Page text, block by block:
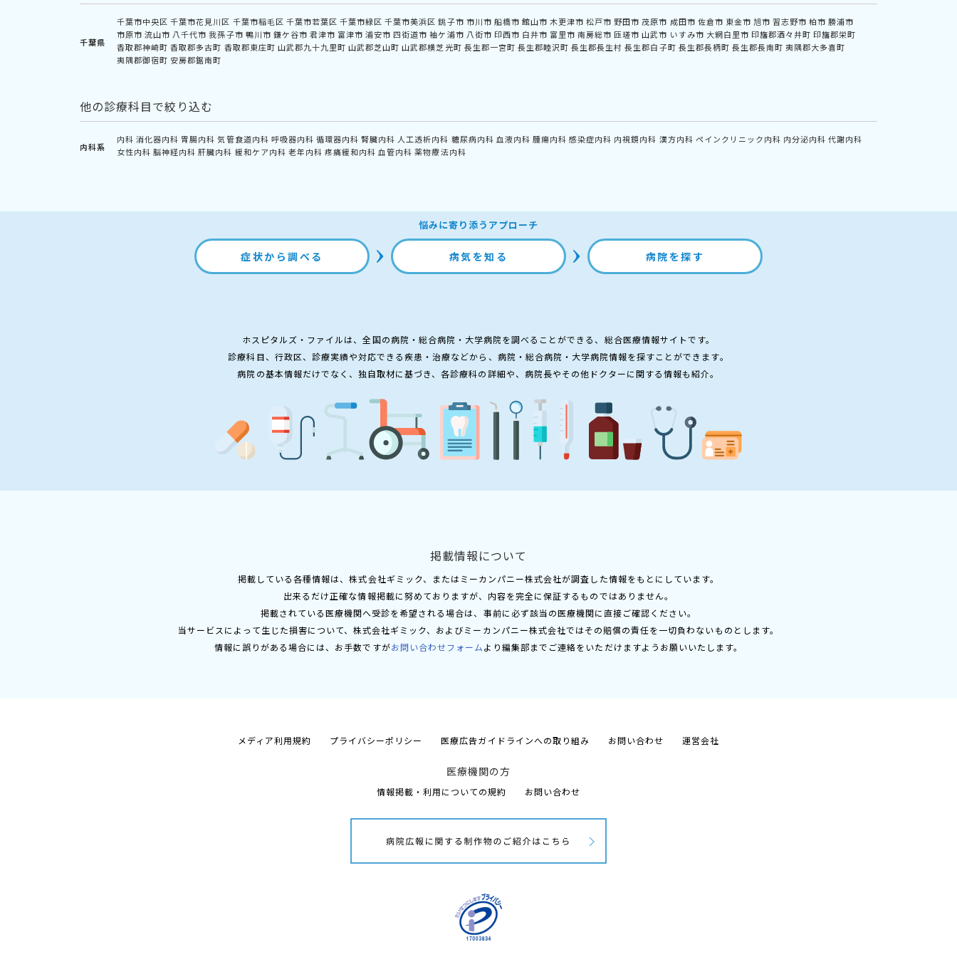
千葉県
千葉市中央区 千葉市花見川区 千葉市稲毛区 千葉市若葉区 千葉市緑区 千葉市美浜区 銚子市 市川市 船橋市 館山市 木更津市 松戸市 野田市 茂原市 成田市 佐倉市 東金市 旭市 習志野市 柏市 勝浦市
市原市 流山市 八千代市 我孫子市 鴨川市 鎌ケ谷市 君津市 富津市 浦安市 四街道市 袖ケ浦市 八街市 印西市 白井市 富里市 南房総市 匝瑳市 山武市 いすみ市 大網白里市 印旛郡酒々井町 印旛郡栄町
香取郡神崎町 香取郡多古町 香取郡東庄町 山武郡九十九里町 山武郡芝山町 山武郡横芝光町 長生郡一宮町 長生郡睦沢町 長生郡長生村 長生郡白子町 長生郡長柄町 長生郡長南町 夷隅郡大多喜町
夷隅郡御宿町 安房郡鋸南町
他の診療科目で絞り込む
内科系
内科 消化器内科 胃腸内科 気管食道内科 呼吸器内科 循環器内科 腎臓内科 人工透析内科 糖尿病内科 血液内科 腫瘍内科 感染症内科 内視鏡内科 漢方内科 ペインクリニック内科 内分泌内科 代謝内科
女性内科 脳神経内科 肝臓内科 緩和ケア内科 老年内科 疼痛緩和内科 血管内科 薬物療法内科
悩みに寄り添うアプローチ
症状から調べる 病気を知る 病院を探す
ホスピタルズ・ファイルは、全国の病院・総合病院・大学病院を調べることができる、総合医療情報サイトです。
診療科目、行政区、診療実績や対応できる疾患・治療などから、病院・総合病院・大学病院情報を探すことができます。
病院の基本情報だけでなく、独自取材に基づき、各診療科の詳細や、病院長やその他ドクターに関する情報も紹介。
掲載情報について
掲載している各種情報は、株式会社ギミック、またはミーカンパニー株式会社が調査した情報をもとにしています。
出来るだけ正確な情報掲載に努めておりますが、内容を完全に保証するものではありません。
掲載されている医療機関へ受診を希望される場合は、事前に必ず該当の医療機関に直接ご確認ください。
当サービスによって生じた損害について、株式会社ギミック、およびミーカンパニー株式会社ではその賠償の責任を一切負わないものとします。
情報に誤りがある場合には、お手数ですがお問い合わせフォームより編集部までご連絡をいただけますようお願いいたします。
メディア利用規約 プライバシーポリシー 医療広告ガイドラインへの取り組み お問い合わせ 運営会社
医療機関の方
情報掲載・利用についての規約 お問い合わせ